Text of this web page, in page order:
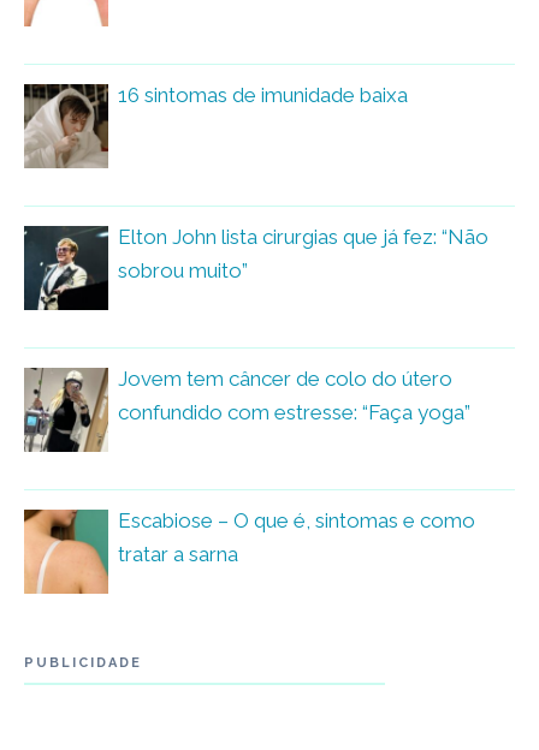
16 sintomas de imunidade baixa
Elton John lista cirurgias que já fez: “Não
sobrou muito”
Jovem tem câncer de colo do útero
confundido com estresse: “Faça yoga”
Escabiose – O que é, sintomas e como
tratar a sarna
PUBLICIDADE